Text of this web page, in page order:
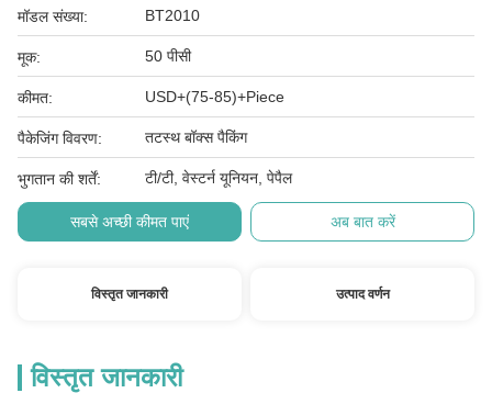
मॉडल संख्या: BT2010
मूक: 50 पीसी
कीमत: USD+(75-85)+Piece
पैकेजिंग विवरण: तटस्थ बॉक्स पैकिंग
भुगतान की शर्तें: टी/टी, वेस्टर्न यूनियन, पेपैल
सबसे अच्छी कीमत पाएं अब बात करें
विस्तृत जानकारी उत्पाद वर्णन
विस्तृत जानकारी